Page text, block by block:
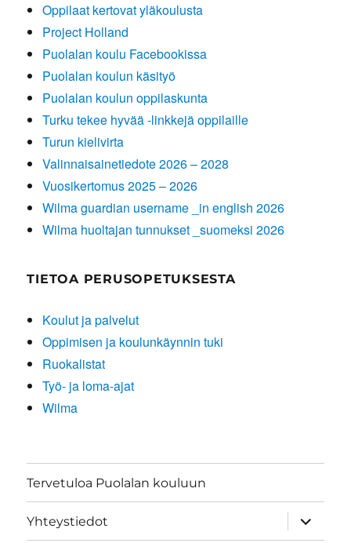
Oppilaat kertovat yläkoulusta
Project Holland
Puolalan koulu Facebookissa
Puolalan koulun käsityö
Puolalan koulun oppilaskunta
Turku tekee hyvää -linkkejä oppilaille
Turun kielivirta
Valinnaisainetiedote 2026 – 2028
Vuosikertomus 2025 – 2026
Wilma guardian username _in english 2026
Wilma huoltajan tunnukset _suomeksi 2026
TIETOA PERUSOPETUKSESTA
Koulut ja palvelut
Oppimisen ja koulunkäynnin tuki
Ruokalistat
Työ- ja loma-ajat
Wilma
Tervetuloa Puolalan kouluun
Yhteystiedot
näytä